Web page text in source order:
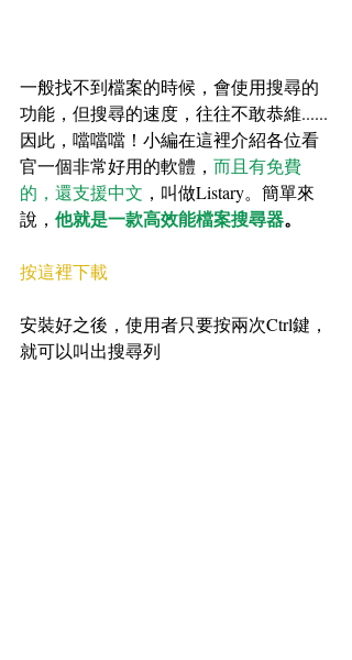
一般找不到檔案的時候，會使用搜尋的
功能，但搜尋的速度，往往不敢恭維......
因此，噹噹噹！小編在這裡介紹各位看
官一個非常好用的軟體， 而且有免費
的，還支援中文 ，叫做Listary。簡單來
說， 他就是一款高效能檔案搜尋器。
按這裡下載
安裝好之後，使用者只要按兩次Ctrl鍵，
就可以叫出搜尋列